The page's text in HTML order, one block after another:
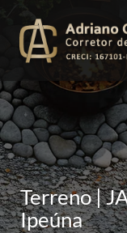
Terreno |
Ipeúna